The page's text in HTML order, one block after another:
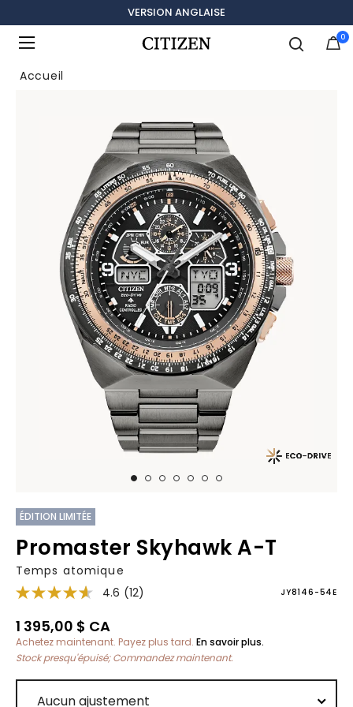
VERSION ANGLAISE
0
Accueil
ÉDITION LIMITÉE
Promaster Skyhawk A-T
Temps atomique
4.6 (12) JY8146-54E
1 395,00 $ CA
Achetez maintenant. Payez plus tard. En savoir plus.
Stock presqu'épuisé; Commandez maintenant.